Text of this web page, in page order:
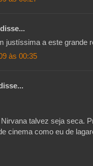
disse...
justíssima a este grande
às 00:35
talvez seja seca.
cinema como eu de